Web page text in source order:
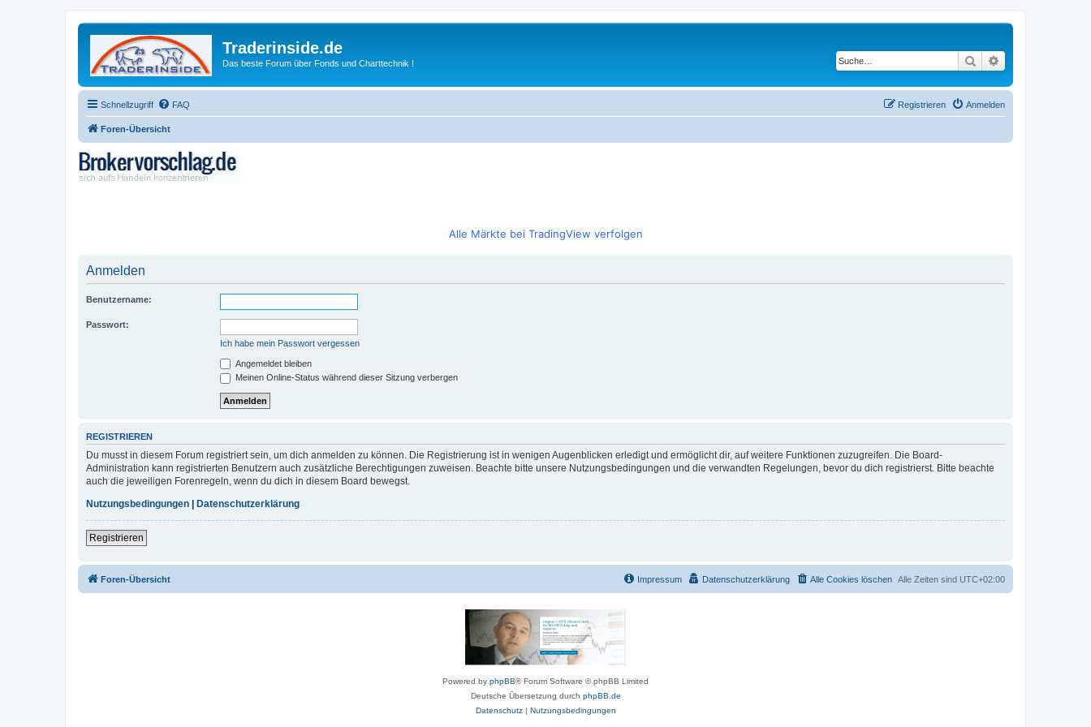
Traderinside.de
Das beste Forum über Fonds und Charttechnik ! Suche
Schnellzugriff FAQ Anmelden
Registrieren
Foren-Übersicht
Alle Märkte bei TradingView verfolgen
Anmelden
Benutzername:
Passwort:
Ich habe mein Passwort vergessen
Angemeldet bleiben
Meinen Online-Status während dieser Sitzung verbergen
REGISTRIEREN
Du musst in diesem Forum registriert sein, um dich anmelden zu können. Die Registrierung ist in wenigen Augenblicken erledigt und ermöglicht dir, auf weitere Funktionen zuzugreifen. Die Board-
Administration kann registrierten Benutzern auch zusätzliche Berechtigungen zuweisen. Beachte bitte unsere Nutzungsbedingungen und die verwandten Regelungen, bevor du dich registrierst. Bitte beachte
auch die jeweiligen Forenregeln, wenn du dich in diesem Board bewegst.
Nutzungsbedingungen
Datenschutzerklärung
Registrieren
Foren-Übersicht Alle Zeiten sind UTC+02:00
Alle Cookies löschen
Datenschutzerklärung
Impressum
Powered by phpBB® Forum Software © phpBB Limited
Deutsche Übersetzung durch phpBB.de
Datenschutz| Nutzungsbedingungen